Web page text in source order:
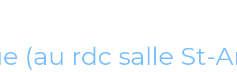
(au rdc salle St-